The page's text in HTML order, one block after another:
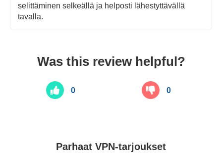
selittäminen selkeällä ja helposti lähestyttävällä
tavalla.
Was this review helpful?
0 0
Parhaat VPN-tarjoukset